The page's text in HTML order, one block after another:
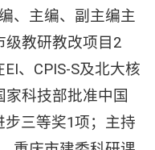
、主编、副主编主
级教研教改项目2
、CPIS-S及北大核
科技部批准中国
三等奖1项；主持